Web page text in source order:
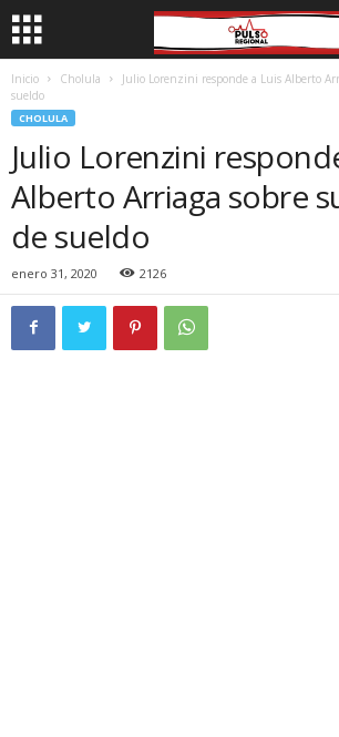
Inicio Cholula
Julio Lorenzini responde a Luis Alberto
sueldo
CHOLULA
Julio Lorenzini
Alberto Arriaga sobre
de sueldo
enero 31, 2020 2126